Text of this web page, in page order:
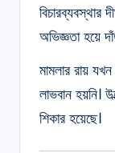
বিচারব্যবস্থার
অভিজ্ঞতা হয়ে
মামলার রায়
লাভবান হয়নি।
শিকার হয়েছে।